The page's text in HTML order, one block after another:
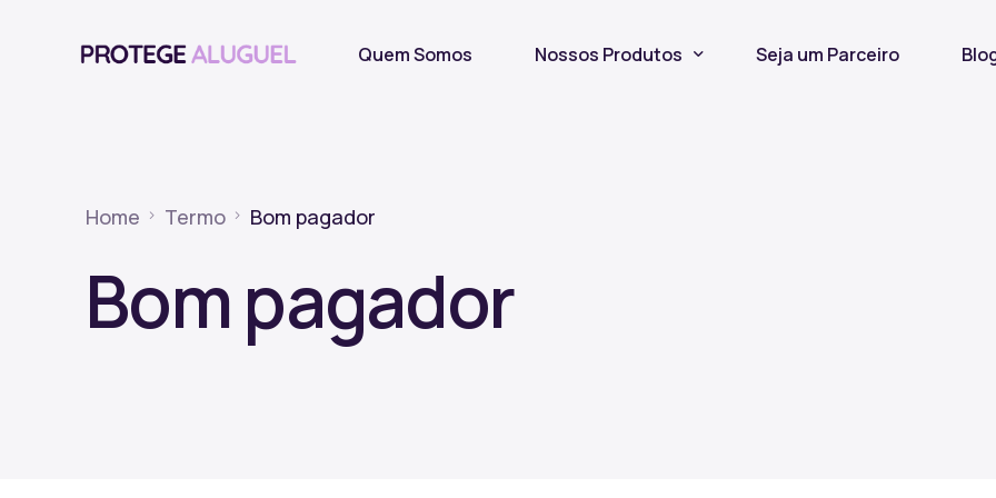
Quem Somos Nossos Produtos Seja um Parceiro
Home Termo Bom pagador
Bom pagador